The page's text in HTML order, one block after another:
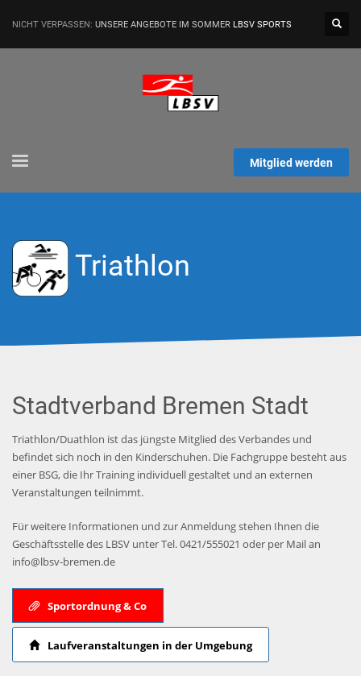
NICHT VERPASSEN: UNSERE ANGEBOTE IM SOMMER LBSV SPORTS
Mitglied werden
Triathlon
Stadtverband Bremen Stadt
Triathlon/Duathlon ist das jüngste Mitglied des Verbandes und
befindet sich noch in den Kinderschuhen. Die Fachgruppe besteht aus
einer BSG, die Ihr Training individuell gestaltet und an externen
Veranstaltungen teilnimmt.
Für weitere Informationen und zur Anmeldung stehen Ihnen die
Geschäftsstelle des LBSV unter Tel. 0421/555021 oder per Mail an
info@lbsv-bremen.de
Sportordnung & Co
Laufveranstaltungen in der Umgebung